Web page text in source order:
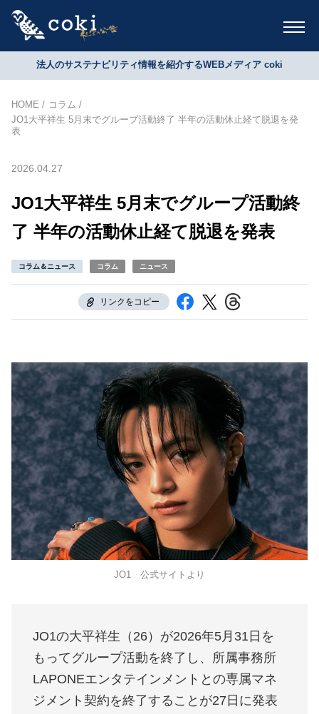
法人のサステナビリティ情報を紹介するWEBメディア coki
HOME
コラム
JO1大平祥生 5月末でグループ活動終了 半年の活動休止経て脱退を発
表
2026.04.27
JO1大平祥生 5月末でグループ活動終
了 半年の活動休止経て脱退を発表
コラム＆ニュース コラム ニュース
リンクをコピー
JO1 公式サイトより
JO1の大平祥生（26）が2026年5月31日を
もってグループ活動を終了し、所属事務所
LAPONEエンタテインメントとの専属マネ
ジメント契約を終了することが27日に発表